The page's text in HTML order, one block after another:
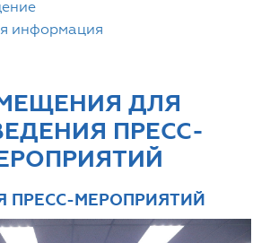
информация
ДЛЯ
ПРЕСС-
ПРЕСС-МЕРОПРИЯТИЙ